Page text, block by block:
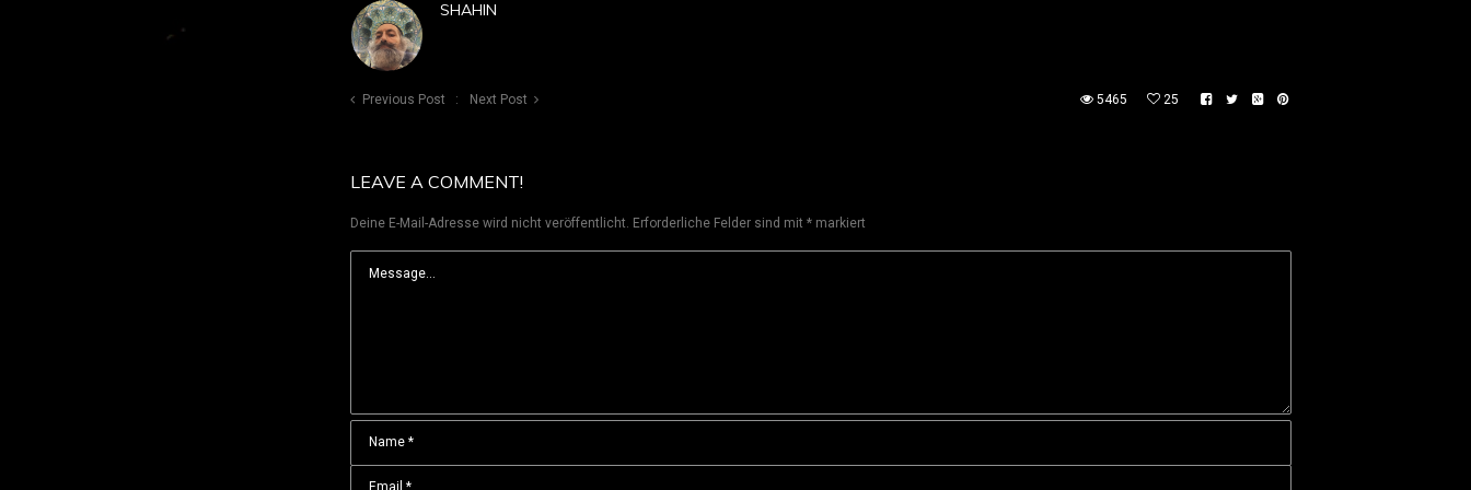
SHAHIN
Previous Post Next Post 5465 25
LEAVE A COMMENT!
Deine E-Mail-Adresse wird nicht veröffentlicht. Erforderliche Felder sind mit * markiert